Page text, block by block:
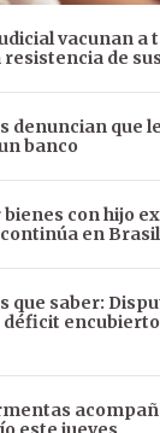
vacunan a
de
denuncian que
banco
bienes con hijo
en Brasil
que saber:
déficit